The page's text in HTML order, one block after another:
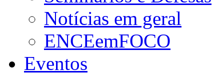
Notícias em geral
ENCEemFOCO
Eventos